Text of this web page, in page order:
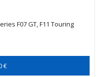
F07 GT, F11 Touring
€